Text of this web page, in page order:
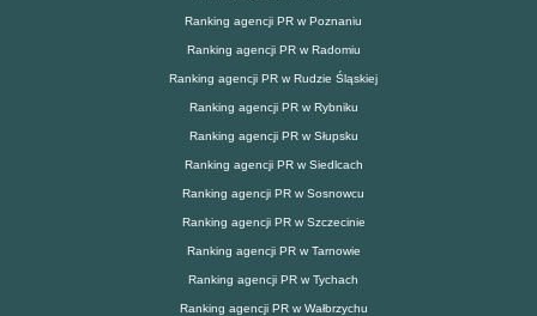
Ranking agencji PR w Poznaniu
Ranking agencji PR w Radomiu
Ranking agencji PR w Rudzie Śląskiej
Ranking agencji PR w Rybniku
Ranking agencji PR w Słupsku
Ranking agencji PR w Siedlcach
Ranking agencji PR w Sosnowcu
Ranking agencji PR w Szczecinie
Ranking agencji PR w Tarnowie
Ranking agencji PR w Tychach
Ranking agencji PR w Wałbrzychu